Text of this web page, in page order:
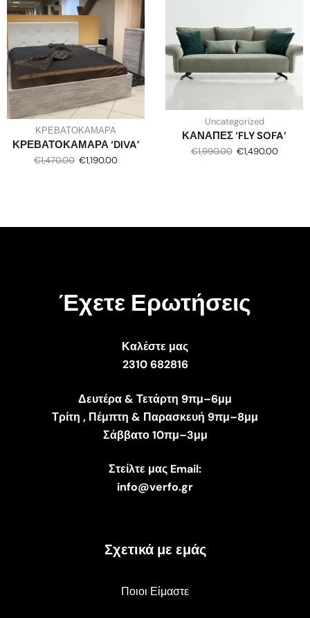
ΚΡΕΒΑΤΟΚΑΜΑΡΑ
ΚΡΕΒΑΤΟΚΑΜΑΡΑ ‘DIVA’
€1,470.00 €1,190.00
Uncategorized
ΚΑΝΑΠΕΣ ‘FLY SOFA’
€1,990.00 €1,490.00
Έχετε Ερωτήσεις
Καλέστε μας
2310 682816
Δευτέρα & Τετάρτη 9πμ–6μμ
Τρίτη , Πέμπτη & Παρασκευή 9πμ–8μμ
Σάββατο 10πμ–3μμ
Στείλτε μας Email:
info@verfo.gr
Σχετικά με εμάς
Ποιοι Είμαστε